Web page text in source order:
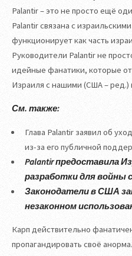
Palantir – это не просто ещё
Palantir связана с
функционирует как часть
Руководители Palantir не
идейные фанатики, которые
Израиля с нашими (США – ред.)
См. также:
Глава Palantir заявил об
из-за его публичной
Palantir предоставила
разработки для войны
Законодатели в США
незаконном
Карп действительно
пропагандировать своё